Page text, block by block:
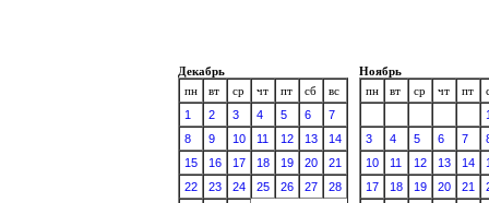
Декабрь
пн
вт ср чт пт сб
вс
1
2 3 4 5 6
7
8
9 10 11 12 13
14
15
16 17 18 19 20
21
22
23 24 25 26 27
28
Ноябрь
пн
вт ср чт пт
3
4 5 6 7
10
11 12 13 14
17
18 19 20 21